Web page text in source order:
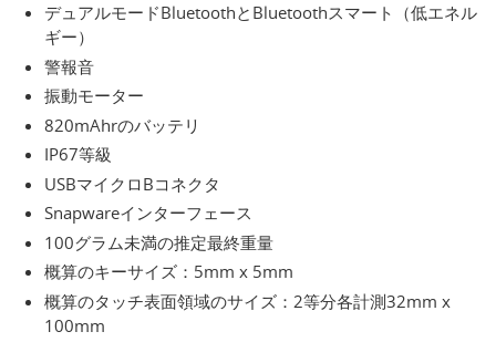
デュアルモードBluetoothとBluetoothスマート（低エネル
ギー）
警報音
振動モーター
820mAhrのバッテリ
IP67等級
USBマイクロBコネクタ
Snapwareインターフェース
100グラム未満の推定最終重量
概算のキーサイズ：5mm x 5mm
概算のタッチ表面領域のサイズ：2等分各計測32mm x
100mm